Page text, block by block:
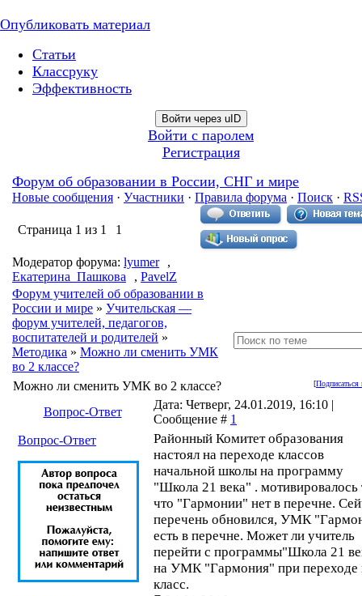
Опубликовать материал
Статьи
Классруку
Эффективность
Войти через uID
Войти с паролем
Регистрация
Форум об образовании в России, СНГ и мире
Новые сообщения · Участники · Правила форума · Поиск ·
Страница 1 из 1 1
Модератор форума: lyumer
,
Екатерина_Пашкова
, PavelZ
Форум учителей об образовании в
России и мире » Учительская —
форум учителей, педагогов,
воспитателей и родителей »
Методика » Можно ли сменить УМК
во 2 классе?
[Подписаться
Можно ли сменить УМК во 2 классе?
Вопрос-Ответ
Дата: Четверг, 24.01.2019, 16:10 |
Сообщение # 1
Вопрос-Ответ
Районный Комитет образования
настоял на переходе классов
начальной школы на программу
"Школа 21 века" . мотивировалось
что "Гармонии" нет в перечне.
перечень обновился, УМК
есть в перечне. Может ли учитель
перейти с программы"Школа 21
на УМК "Гармония" при переходе
класс.